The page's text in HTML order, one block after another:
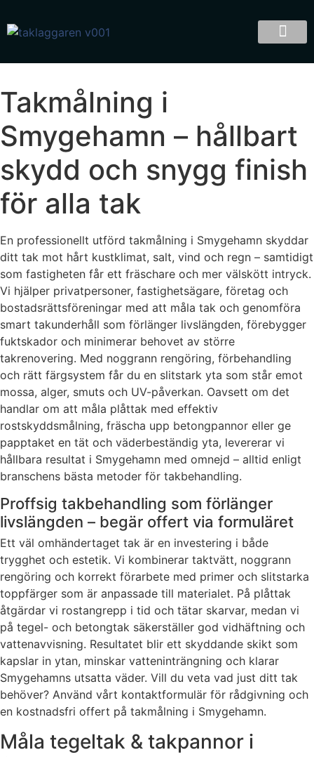
Takmålning i
Smygehamn – hållbart
skydd och snygg finish
för alla tak
En professionellt utförd takmålning i Smygehamn skyddar
ditt tak mot hårt kustklimat, salt, vind och regn – samtidigt
som fastigheten får ett fräschare och mer välskött intryck.
Vi hjälper privatpersoner, fastighetsägare, företag och
bostadsrättsföreningar med att måla tak och genomföra
smart takunderhåll som förlänger livslängden, förebygger
fuktskador och minimerar behovet av större
takrenovering. Med noggrann rengöring, förbehandling
och rätt färgsystem får du en slitstark yta som står emot
mossa, alger, smuts och UV-påverkan. Oavsett om det
handlar om att måla plåttak med effektiv
rostskyddsmålning, fräscha upp betongpannor eller ge
papptaket en tät och väderbeständig yta, levererar vi
hållbara resultat i Smygehamn med omnejd – alltid enligt
branschens bästa metoder för takbehandling.
Proffsig takbehandling som förlänger
livslängden – begär offert via formuläret
Ett väl omhändertaget tak är en investering i både
trygghet och estetik. Vi kombinerar taktvätt, noggrann
rengöring och korrekt förarbete med primer och slitstarka
toppfärger som är anpassade till materialet. På plåttak
åtgärdar vi rostangrepp i tid och tätar skarvar, medan vi
på tegel- och betongtak säkerställer god vidhäftning och
vattenavvisning. Resultatet blir ett skyddande skikt som
kapslar in ytan, minskar vatteninträngning och klarar
Smygehamns utsatta väder. Vill du veta vad just ditt tak
behöver? Använd vårt kontaktformulär för rådgivning och
en kostnadsfri offert på takmålning i Smygehamn.
Måla tegeltak & takpannor i